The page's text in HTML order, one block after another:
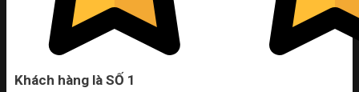
Khách hàng là SỐ 1